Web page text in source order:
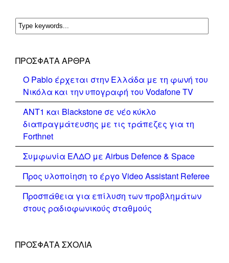
ΠΡΌΣΦΑΤΑ ΆΡΘΡΑ
Ο Pablo έρχεται στην Ελλάδα με τη φωνή του
Νικόλα και την υπογραφή του Vodafone TV
ΑΝΤ1 και Blackstone σε νέο κύκλο
διαπραγμάτευσης με τις τράπεζες για τη
Forthnet
Συμφωνία ΕΛΔΟ με Airbus Defence & Space
Προς υλοποίηση το έργο Video Assistant Referee
Προσπάθεια για επίλυση των προβλημάτων
στους ραδιοφωνικούς σταθμούς
ΠΡΌΣΦΑΤΑ ΣΧΌΛΙΑ